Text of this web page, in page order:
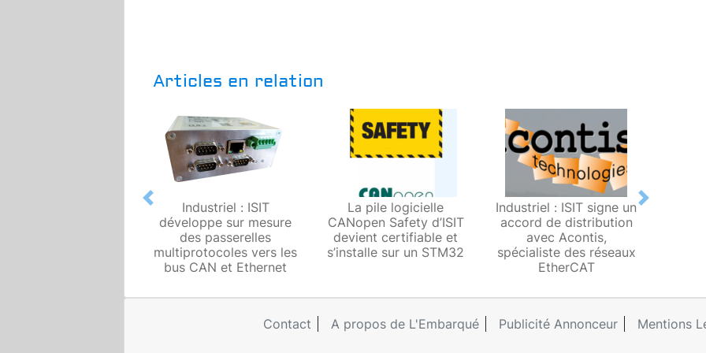
Articles en relation
Industriel : ISIT
développe sur mesure
des passerelles
multiprotocoles vers les
bus CAN et Ethernet
La pile logicielle
CANopen Safety d’ISIT
devient certifiable et
s’installe sur un STM32
Industriel : ISIT signe un
accord de distribution
avec Acontis,
spécialiste des réseaux
EtherCAT
Previous Next
Contact A propos de L'Embarqué Publicité Annonceur Mentions